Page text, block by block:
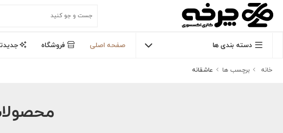
دسته بندی ها صفحه اصلی فروشگاه
خانه برچسب ها عاشقانه